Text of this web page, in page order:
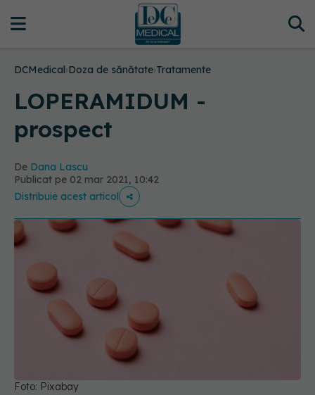
DCMedical›Doza de sănătate›Tratamente
LOPERAMIDUM -
prospect
De Dana Lascu
Publicat pe 02 mar 2021, 10:42
Distribuie acest articol
Foto: Pixabay